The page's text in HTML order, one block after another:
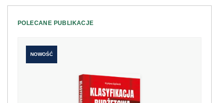
POLECANE PUBLIKACJE
NOWOŚĆ